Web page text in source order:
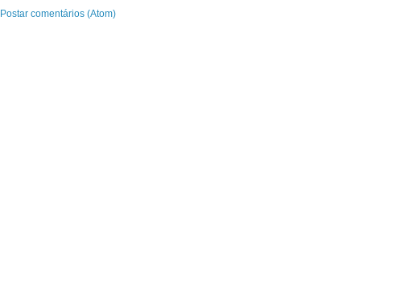
Postar comentários (Atom)